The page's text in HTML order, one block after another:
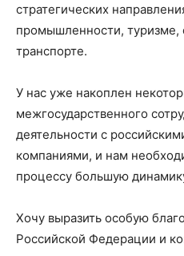
стратегических
промышленности, туризме,
транспорте.
У нас уже накоплен
межгосударственного
деятельности с
компаниями, и нам
процессу большую
Хочу выразить особую
Российской Федерации и